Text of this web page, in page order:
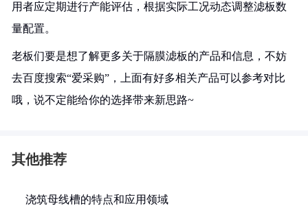
用者应定期进行产能评估，根据实际工况动态调整滤板数
量配置。
老板们要是想了解更多关于隔膜滤板的产品和信息，不妨
去百度搜索“爱采购”，上面有好多相关产品可以参考对比
哦，说不定能给你的选择带来新思路~
其他推荐
浇筑母线槽的特点和应用领域